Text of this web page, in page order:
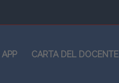
APP CARTA DEL DOCENTE